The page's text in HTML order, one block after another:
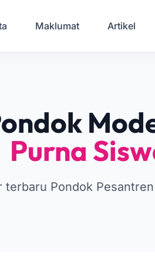
Maklumat Artikel
Purna
Pondok